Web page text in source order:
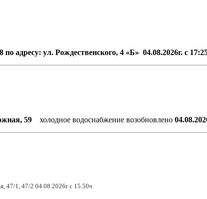
адресу: ул. Рождественского, 4 «Б» 04.08.2026г. с
59 холодное водоснабжение возобновлено
47/1, 47/2 04.08.2026г с 15.50ч